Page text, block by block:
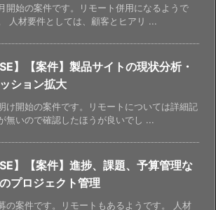
開始の案件です。リモート併用になるようで
人材要件としては、顧客とヒアリ ...
SE】【案件】製品サイトの現状分析・
ション拡大
け開始の案件です。リモートについては詳細記
無いので確認したほうが良いでし ...
SE】【案件】進捗、課題、予算管理な
プロジェクト管理
の案件です。リモートもあるようです。 人材